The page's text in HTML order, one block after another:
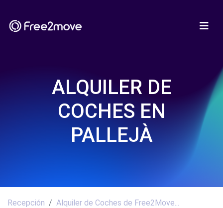
ALQUILER DE
COCHES EN
PALLEJÀ
Recepción
Alquiler de Coches de Free2Move...